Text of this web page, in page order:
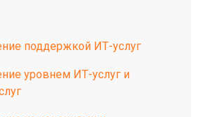
поддержкой ИТ-услуг
уровнем ИТ-услуг и